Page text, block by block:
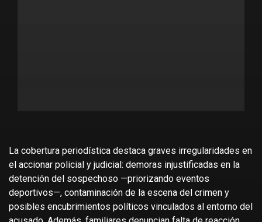
La cobertura periodística destaca graves irregularidades en
el accionar policial y judicial: demoras injustificadas en la
detención del sospechoso —priorizando eventos
deportivos—, contaminación de la escena del crimen y
posibles encubrimientos políticos vinculados al entorno del